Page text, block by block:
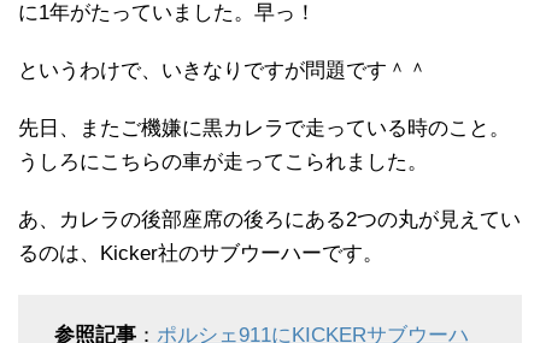
に1年がたっていました。早っ！
というわけで、いきなりですが問題です＾＾
先日、またご機嫌に黒カレラで走っている時のこと。
うしろにこちらの車が走ってこられました。
あ、カレラの後部座席の後ろにある2つの丸が見えてい
るのは、Kicker社のサブウーハーです。
参照記事 ： ポルシェ911にKICKERサブウーハ